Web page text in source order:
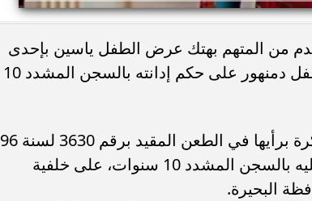
من المتهم بهتك عرض الطفل ياسين بإحدى
المدارس الخاصة، في الواقعة المعروفة إعلاميًا طفل دمنهور على حكم إدانته بالسجن المشدد 10
وفي وقت سابق، أودعت نيابة النقض الجنائي مذكرة برأيها في الطعن المقيد برقم 3630 لسنة 96
قضائية، والمقدم من المتهم صبري.ك، المحكوم عليه بالسجن المشدد 10 سنوات، على خلفية
البحيرة.